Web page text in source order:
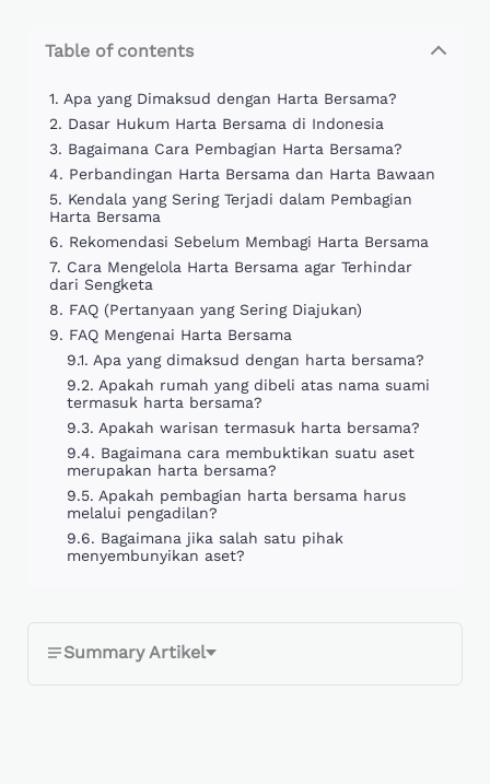
Table of contents
Apa yang Dimaksud dengan Harta Bersama?
Dasar Hukum Harta Bersama di Indonesia
Bagaimana Cara Pembagian Harta Bersama?
Perbandingan Harta Bersama dan Harta Bawaan
Kendala yang Sering Terjadi dalam Pembagian
Harta Bersama
Rekomendasi Sebelum Membagi Harta Bersama
Cara Mengelola Harta Bersama agar Terhindar
dari Sengketa
FAQ (Pertanyaan yang Sering Diajukan)
FAQ Mengenai Harta Bersama
Apa yang dimaksud dengan harta bersama?
Apakah rumah yang dibeli atas nama suami
termasuk harta bersama?
Apakah warisan termasuk harta bersama?
Bagaimana cara membuktikan suatu aset
merupakan harta bersama?
Apakah pembagian harta bersama harus
melalui pengadilan?
Bagaimana jika salah satu pihak
menyembunyikan aset?
Summary Artikel